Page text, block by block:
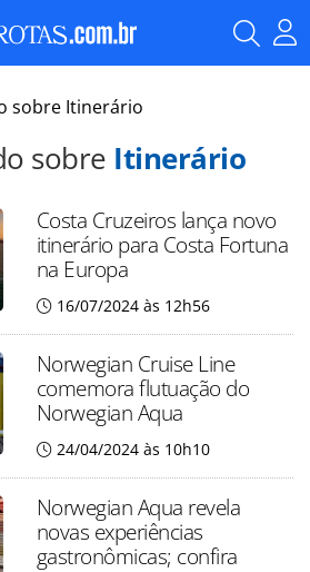
sobre Itinerário
sobre Itinerário
Costa Cruzeiros lança novo
itinerário para Costa Fortuna
na Europa
16/07/2024 às 12h56
Norwegian Cruise Line
comemora flutuação do
Norwegian Aqua
24/04/2024 às 10h10
Norwegian Aqua revela
novas experiências
gastronômicas; confira